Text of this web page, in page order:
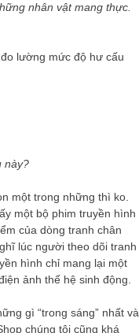
nhân vật mang thực.
lường mức độ hư cấu
này?
một trong những thì ko.
một bộ phim truyền hình
của dòng tranh chân
lúc người theo dõi tranh
hình chỉ mang lại một
ảnh thế hệ sinh động.
gì “trong sáng” nhất và
chúng tôi cũng khá